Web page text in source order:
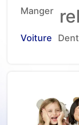
Manger
Voiture